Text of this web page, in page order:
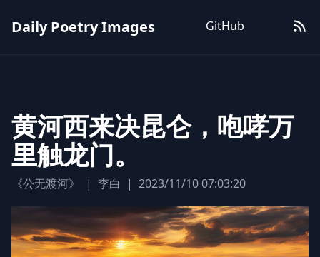
Daily Poetry Images GitHub
黄河西来决昆仑，咆哮万
里触龙门。
《公无渡河》 | 李白 | 2023/11/10 07:03:20